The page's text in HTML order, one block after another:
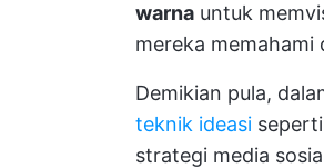
warna untuk
mereka
Demikian pula,
teknik ideasi
strategi media